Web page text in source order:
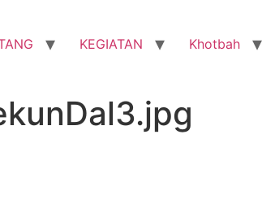
KEGIATAN Khotbah